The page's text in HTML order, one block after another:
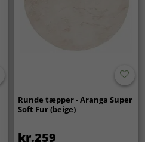
Runde tæpper - Aranga Super
Soft Fur (beige)
kr.259